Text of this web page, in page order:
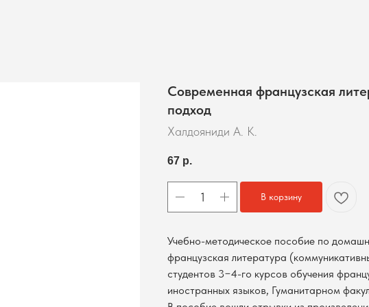
Современная французская
подход
Халдояниди А. К.
67 р.
В корзину
Учебно-методическое пособие по
французская литература
студентов 3−4-го курсов обучения
иностранных языков, Гуманитарном